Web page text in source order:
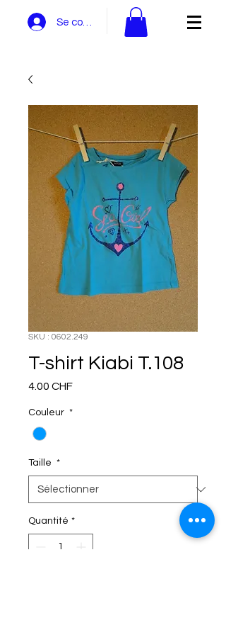
Se connecter
SKU : 0602.249
T-shirt Kiabi T.108
4.00 CHFPrix
Couleur *
Taille *
Quantité *